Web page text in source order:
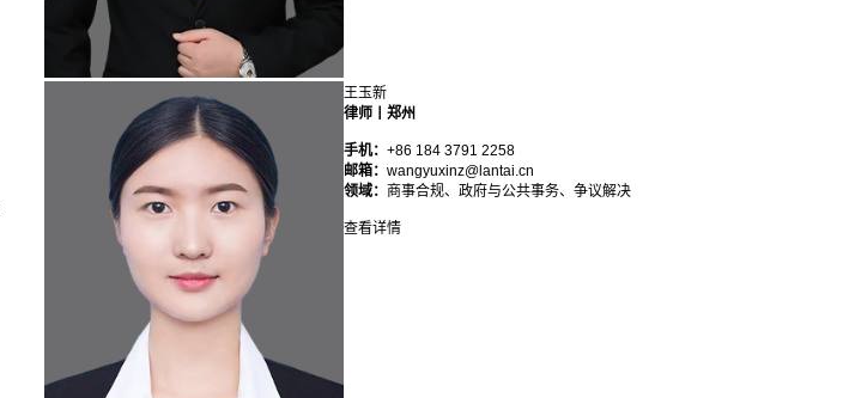
王玉新
律师丨郑州
手机： +86 184 3791 2258
邮箱： wangyuxinz@lantai.cn
领域： 商事合规、 政府与公共事务、争议解决
查看详情